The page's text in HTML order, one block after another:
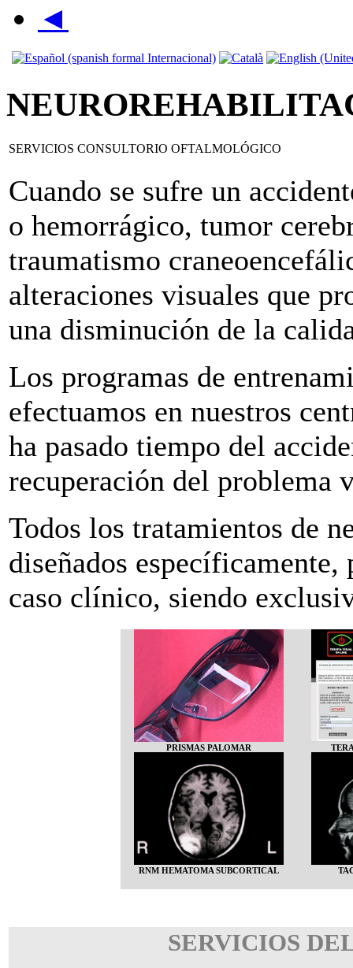
◄
SERVICIOS CONSULTORIO OFTALMOLÓGICO
Cuando se sufre un
o hemorrágico, tumor
traumatismo
alteraciones visuales que
una disminución de la
Los programas de
efectuamos en nuestros
ha pasado tiempo del
recuperación del problema
Todos los tratamientos de
diseñados
caso clínico, siendo
PRISMAS PALOMAR
RNM HEMATOMA SUBCORTICAL
SERVICIOS